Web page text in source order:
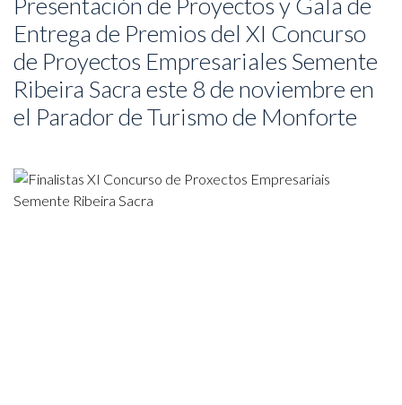
Entrega de Premios del XI Concurso
de Proyectos Empresariales Semente
Ribeira Sacra este 8 de noviembre en
el Parador de Turismo de Monforte